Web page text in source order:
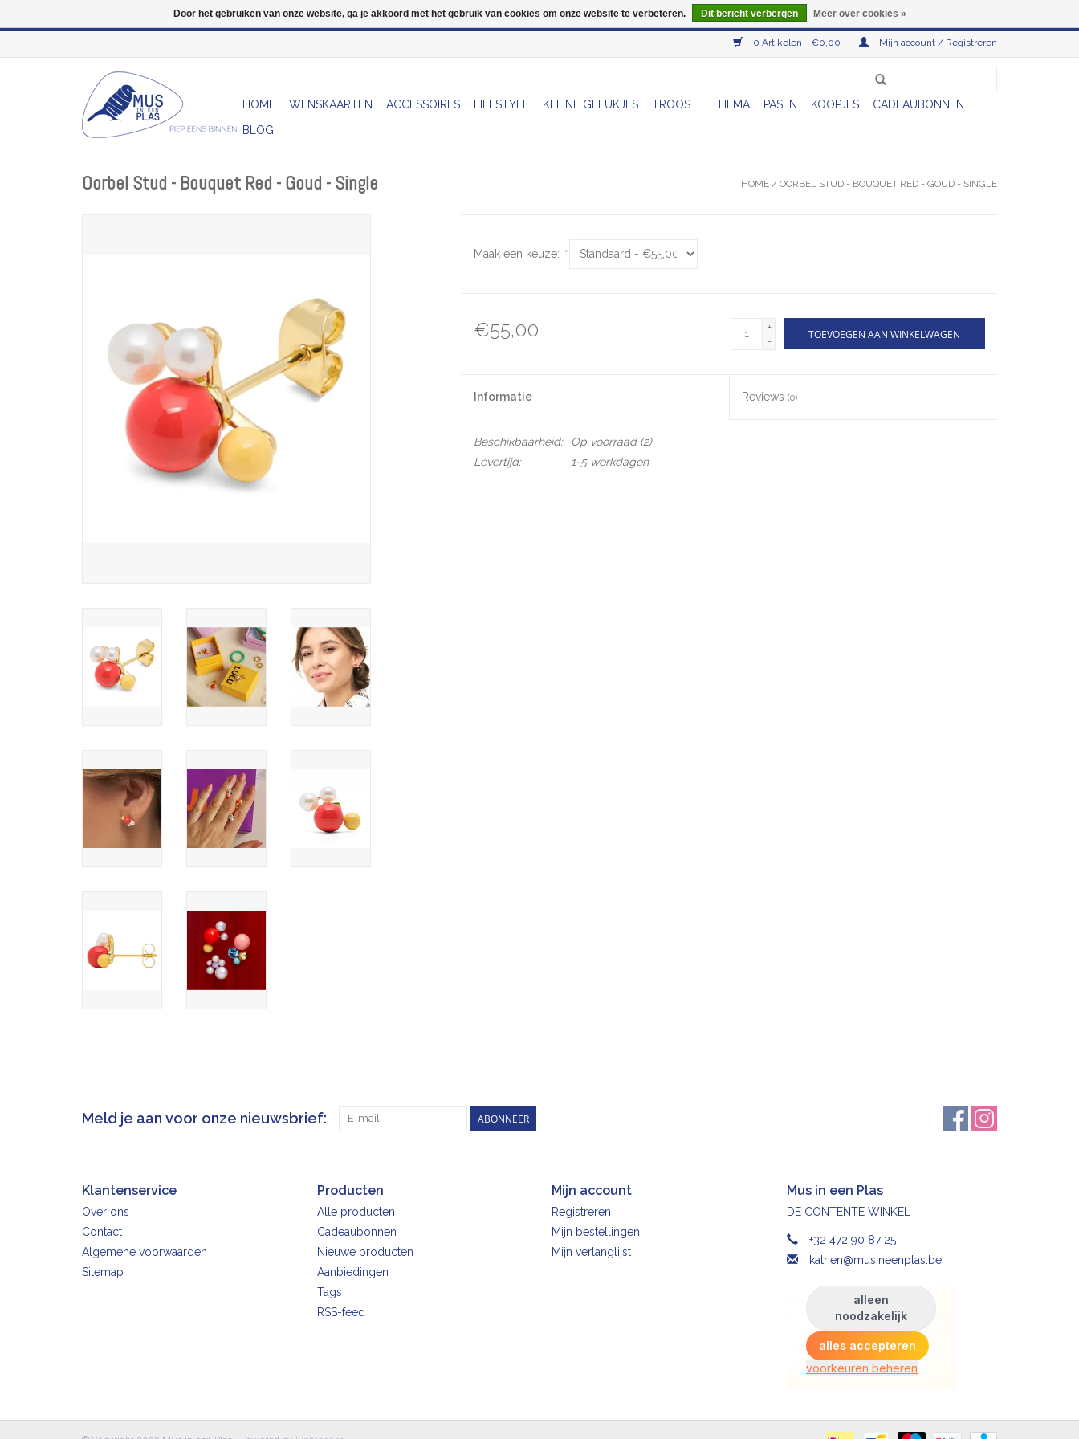
0 Artikelen - €0,00 Mijn account / Registreren
HOME WENSKAARTEN ACCESSOIRES LIFESTYLE KLEINE GELUKJES TROOST THEMA PASEN KOOPJES
CADEAUBONNEN
BLOG
Oorbel Stud - Bouquet Red - Goud - Single HOME / OORBEL STUD - BOUQUET RED - GOUD - SINGLE
Maak een keuze: *
€55,00
+
-
TOEVOEGEN AAN WINKELWAGEN
Informatie Reviews(0)
Beschikbaarheid: Op voorraad(2)
Levertijd:
1-5 werkdagen
Meld je aan voor onze nieuwsbrief: ABONNEER
Klantenservice
Over ons
Contact
Algemene voorwaarden
Sitemap
Producten
Alle producten
Cadeaubonnen
Nieuwe producten
Aanbiedingen
Tags
RSS-feed
Mijn account
Registreren
Mijn bestellingen
Mijn verlanglijst
Mus in een Plas
DE CONTENTE WINKEL
+32 472 90 87 25
katrien@musineenplas.be
Door het gebruiken van onze website, ga je akkoord met het gebruik van cookies om onze website te verbeteren. Dit bericht verbergen Meer over cookies »
Wij zijn uitzonderlijk gesloten op Do 13/08